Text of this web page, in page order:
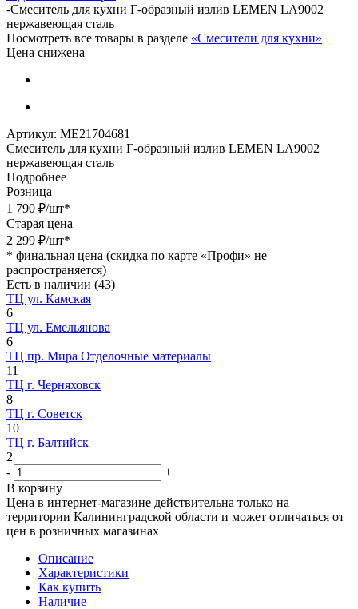
-Смеситель для кухни Г-образный излив LEMEN LA9002
нержавеющая сталь
Посмотреть все товары в разделе «Смесители для кухни»
Цена снижена
Артикул: МЕ21704681
Смеситель для кухни Г-образный излив LEMEN LA9002
нержавеющая сталь
Подробнее
Розница
1 790 ₽/шт*
Старая цена
2 299 ₽/шт*
* финальная цена (скидка по карте «Профи» не
распространяется)
Есть в наличии (43)
ТЦ ул. Камская
6
ТЦ ул. Емельянова
6
ТЦ пр. Мира Отделочные материалы
11
ТЦ г. Черняховск
8
ТЦ г. Советск
10
ТЦ г. Балтийск
2
-
+
В корзину
Цена в интернет-магазине действительна только на
территории Калининградской области и может отличаться от
цен в розничных магазинах
Описание
Характеристики
Как купить
Наличие